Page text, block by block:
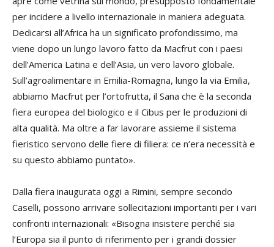
per incidere a livello internazionale in maniera adeguata.
Dedicarsi all’Africa ha un significato profondissimo, ma
viene dopo un lungo lavoro fatto da Macfrut con i paesi
dell’America Latina e dell’Asia, un vero lavoro globale.
Sull’agroalimentare in Emilia-Romagna, lungo la via Emilia,
abbiamo Macfrut per l’ortofrutta, il Sana che è la seconda
fiera europea del biologico e il Cibus per le produzioni di
alta qualità. Ma oltre a far lavorare assieme il sistema
fieristico servono delle fiere di filiera: ce n’era necessità e
su questo abbiamo puntato».
Dalla fiera inaugurata oggi a Rimini, sempre secondo
Caselli, possono arrivare sollecitazioni importanti per i vari
confronti internazionali: «Bisogna insistere perché sia
l’Europa sia il punto di riferimento per i grandi dossier